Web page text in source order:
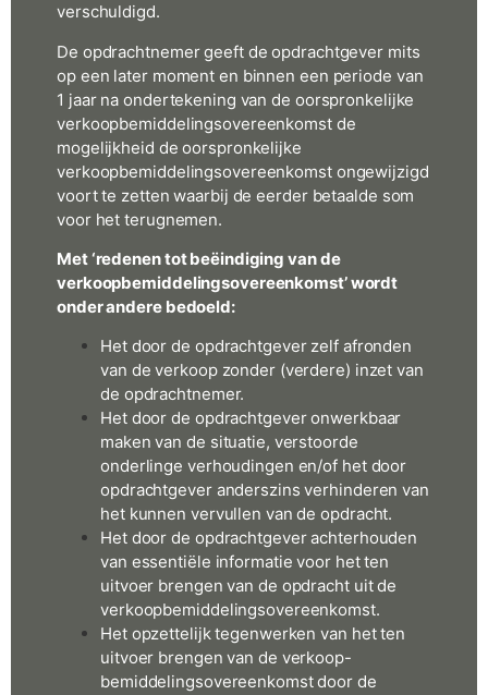
verschuldigd.
De opdrachtnemer geeft de opdrachtgever mits
op een later moment en binnen een periode van
1 jaar na ondertekening van de oorspronkelijke
verkoopbemiddelingsovereenkomst de
mogelijkheid de oorspronkelijke
verkoopbemiddelingsovereenkomst ongewijzigd
voort te zetten waarbij de eerder betaalde som
voor het terugnemen.
Met ‘redenen tot beëindiging van de
verkoopbemiddelingsovereenkomst’ wordt
onder andere bedoeld:
Het door de opdrachtgever zelf afronden
van de verkoop zonder (verdere) inzet van
de opdrachtnemer.
Het door de opdrachtgever onwerkbaar
maken van de situatie, verstoorde
onderlinge verhoudingen en/of het door
opdrachtgever anderszins verhinderen van
het kunnen vervullen van de opdracht.
Het door de opdrachtgever achterhouden
van essentiële informatie voor het ten
uitvoer brengen van de opdracht uit de
verkoopbemiddelingsovereenkomst.
Het opzettelijk tegenwerken van het ten
uitvoer brengen van de verkoop-
bemiddelingsovereenkomst door de